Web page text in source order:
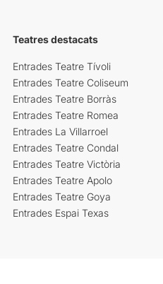
Teatres destacats
Entrades Teatre Tívoli
Entrades Teatre Coliseum
Entrades Teatre Borràs
Entrades Teatre Romea
Entrades La Villarroel
Entrades Teatre Condal
Entrades Teatre Victòria
Entrades Teatre Apolo
Entrades Teatre Goya
Entrades Espai Texas